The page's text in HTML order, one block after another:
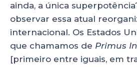
ainda, a única
observar essa atual
internacional. Os Estados
que chamamos de Primus
[primeiro entre iguais, em